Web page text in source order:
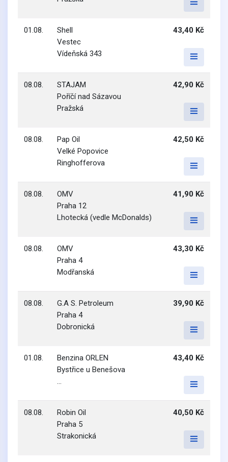
01.08.
Shell
Vestec
Vídeňská 343
43,40 Kč
08.08.
STAJAM
Poříčí nad Sázavou
Pražská
42,90 Kč
08.08.
Pap Oil
Velké Popovice
Ringhofferova
42,50 Kč
08.08.
OMV
Praha 12
Lhotecká (vedle McDonalds)
41,90 Kč
08.08.
OMV
Praha 4
Modřanská
43,30 Kč
08.08.
G.A S. Petroleum
Praha 4
Dobronická
39,90 Kč
01.08.
Benzina ORLEN
Bystřice u Benešova
...
43,40 Kč
08.08.
Robin Oil
Praha 5
Strakonická
40,50 Kč